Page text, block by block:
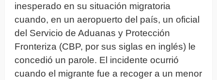
inesperado en su situación migratoria
cuando, en un aeropuerto del país, un oficial
del Servicio de Aduanas y Protección
Fronteriza (CBP, por sus siglas en inglés) le
concedió un parole. El incidente ocurrió
cuando el migrante fue a recoger a un menor